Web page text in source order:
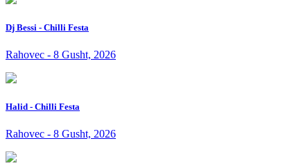
Dj Bessi - Chilli Festa
Rahovec - 8 Gusht, 2026
Halid - Chilli Festa
Rahovec - 8 Gusht, 2026